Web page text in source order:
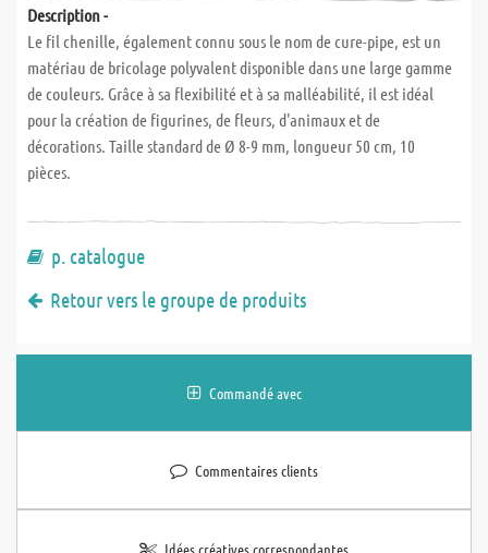
Description -
Le fil chenille, également connu sous le nom de cure-pipe, est un
matériau de bricolage polyvalent disponible dans une large gamme
de couleurs. Grâce à sa flexibilité et à sa malléabilité, il est idéal
pour la création de figurines, de fleurs, d'animaux et de
décorations. Taille standard de Ø 8-9 mm, longueur 50 cm, 10
pièces.
p. catalogue
Retour vers le groupe de produits
Commandé avec
Commentaires clients
Idées créatives correspondantes